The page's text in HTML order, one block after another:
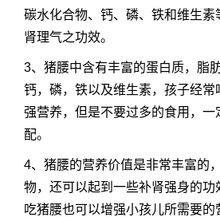
碳水化合物、钙、磷、铁和维生素
肾理气之功效。
3、猪腰中含有丰富的蛋白质，脂
钙，磷，铁以及维生素，孩子经常
强营养，但是不要过多的食用，一
配。
4、猪腰的营养价值是非常丰富的
物，还可以起到一些补肾强身的功
吃猪腰也可以增强小孩儿所需要